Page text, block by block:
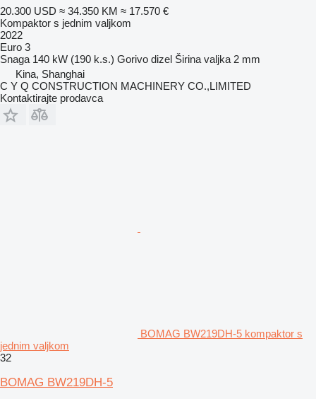
20.300 USD ≈ 34.350 KM ≈ 17.570 €
Kompaktor s jednim valjkom
2022
Euro 3
Snaga 140 kW (190 k.s.) Gorivo dizel Širina valjka 2 mm
Kina, Shanghai
C Y Q CONSTRUCTION MACHINERY CO.,LIMITED
Kontaktirajte prodavca
BOMAG BW219DH-5 kompaktor s
jednim valjkom
32
BOMAG BW219DH-5